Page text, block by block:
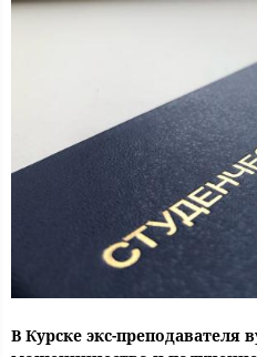
В Курске экс-преподавателя